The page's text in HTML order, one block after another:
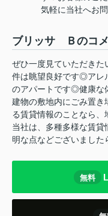
気軽に当社へお
ブリッサ Ｂのコ
ぜひ一度見ていただき
件は眺望良好です◎アレ
のアパートです◎健康な
建物の敷地内にごみ置
る賃貸情報のことなら
当社は、多種多様な賃
明な点などございまし
無料